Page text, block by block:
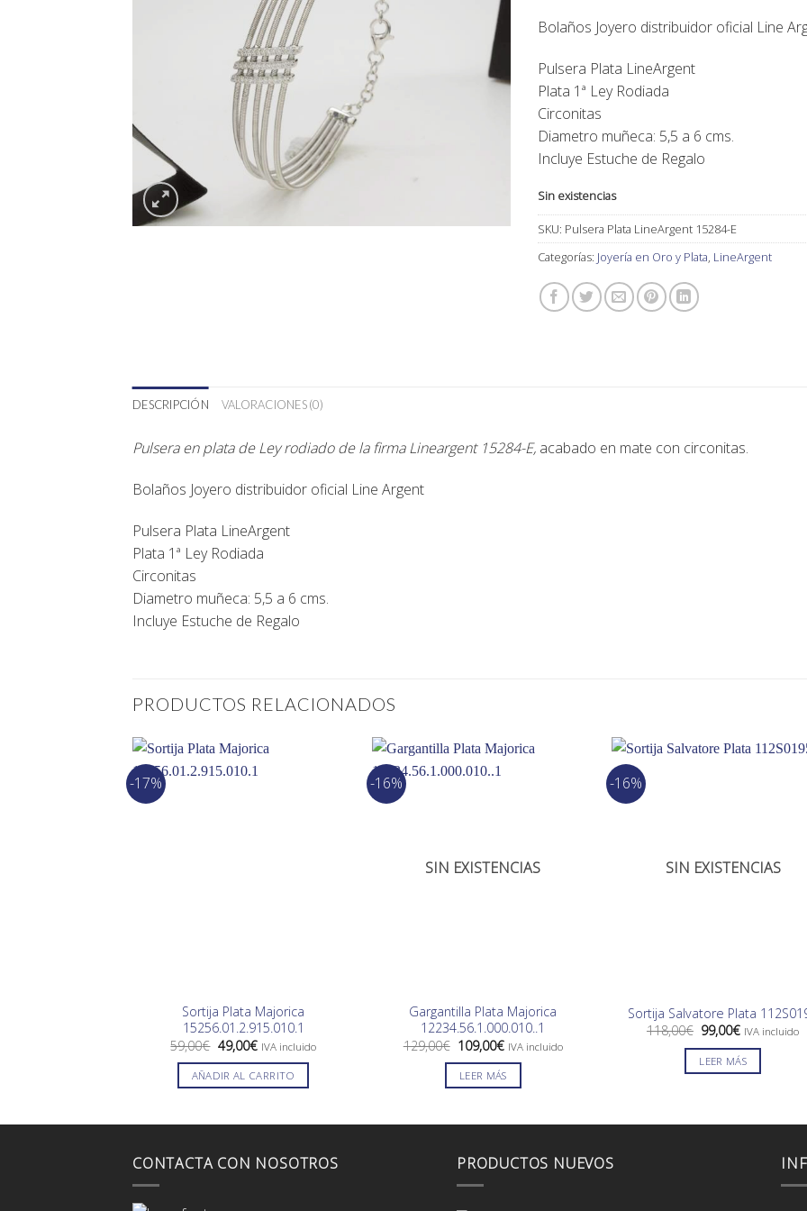
115,00€.96,00€.
Bolaños Joyero distribuidor oficial Line
Pulsera Plata LineArgent
Plata 1ª Ley Rodiada
Circonitas
Diametro muñeca: 5,5 a 6 cms.
Incluye Estuche de Regalo
Sin existencias
SKU: Pulsera Plata LineArgent 15284-E
Categorías: Joyería en Oro y Plata, LineArgent
DESCRIPCIÓN VALORACIONES (0)
Pulsera en plata de Ley rodiado de la firma Lineargent 15284-E, acabado en mate con circonitas.
Bolaños Joyero distribuidor oficial Line Argent
Pulsera Plata LineArgent
Plata 1ª Ley Rodiada
Circonitas
Diametro muñeca: 5,5 a 6 cms.
Incluye Estuche de Regalo
PRODUCTOS RELACIONADOS
-17%
Sortija Plata Majorica
15256.01.2.915.010.1
59,00€ El
precio
original
era:
49,00€El
actual
es:
IVA incluido
AÑADIR AL CARRITO
-16%
SIN EXISTENCIAS
Gargantilla Plata Majorica
12234.56.1.000.010..1
129,00€ El
precio
original
era:
109,00€El
actual
es:
IVA incluido
LEER MÁS
-16%
SIN EXISTENCIAS
Sortija Salvatore Plata
118,00€ El
precio
original
era:
118,00€.
99,00€El
actual
es:
99,00€.
IVA incluido
LEER MÁS
CONTACTA CON NOSOTROS PRODUCTOS NUEVOS